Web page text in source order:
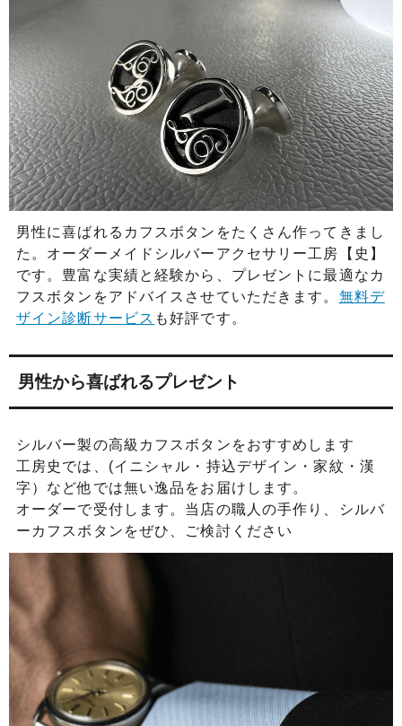
男性に喜ばれるカフスボタンをたくさん作ってきまし
た。オーダーメイドシルバーアクセサリー工房【史】
です。豊富な実績と経験から、プレゼントに最適なカ
フスボタンをアドバイスさせていただきます。 無料デ
ザイン診断サービス も好評です。
男性から喜ばれるプレゼント
シルバー製の高級カフスボタンをおすすめします
工房史では、(イニシャル・持込デザイン・家紋・漢
字）など他では無い逸品をお届けします。
オーダーで受付します。当店の職人の手作り、シルバ
ーカフスボタンをぜひ、ご検討ください